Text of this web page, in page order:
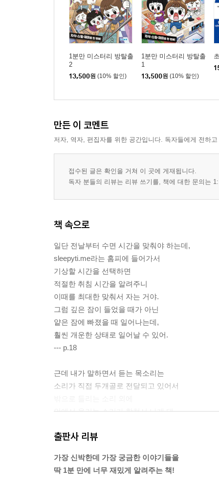
1분만 미스터리 방탈출
2
13,500원 (10% 할인)
1분만 미스터리 방탈출
1
13,500원 (10% 할인)
만든 이 코멘트
저자, 역자, 편집자를 위한 공간입니다. 독자들에게 전하
접수된 글은 확인을 거쳐 이 곳에 게재됩니다.
독자 분들의 리뷰는 리뷰 쓰기를, 책에 대한 문의는
책 속으로
일단 전날부터 수면 시간을 맞춰야 하는데,
sleepyti.me라는 홈피에 들어가서
기상할 시간을 선택하면
적절한 취침 시간을 알려주니
이때를 최대한 맞춰서 자는 거야.
그럼 깊은 잠이 들었을 때가 아닌
얕은 잠에 빠졌을 때 일어나는데,
훨씬 개운한 상태로 일어날 수 있어.
--- p.18
근데 내가 말하면서 듣는 목소리는
소리가 직접 두개골로 전달되고 있어서
안에서 울리는 소리가 합쳐서 나게 돼.
보통 뼈를 통해 전도되는 소리는
그러니 녹음된 소리를 들어보면
실제로는 더 가늘고 높은 음이라서
출판사 리뷰
가장 신박한데 가장 궁금한 이야기들을
딱 1분 만에 너무 재밌게 알려주는 책!